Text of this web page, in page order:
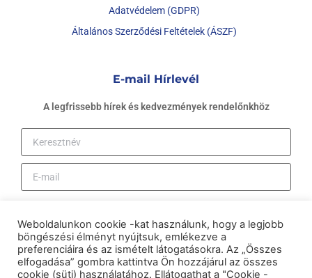
Adatvédelem (GDPR)
Általános Szerződési Feltételek (ÁSZF)
E-mail Hírlevél
A legfrissebb hírek és kedvezmények rendelőnkhöz
Feliratkozás
Weboldalunkon cookie -kat használunk, hogy a legjobb
böngészési élményt nyújtsuk, emlékezve a
preferenciáira és az ismételt látogatásokra. Az „Összes
elfogadása” gombra kattintva Ön hozzájárul az összes
cookie (süti) használatához. Ellátogathat a "Cookie -